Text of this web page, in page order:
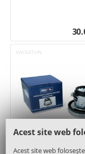
VAC047UN
Motor 1400W
Acest site web
Acest site web